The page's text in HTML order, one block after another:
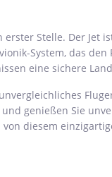
Stelle. Der
System, das
eine sichere
genießen Sie
von diesem